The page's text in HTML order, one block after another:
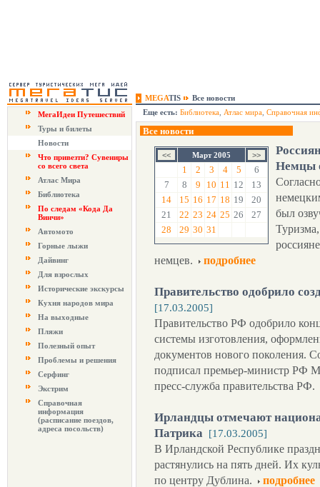
MEGATIS
Все новости
МегаИдеи Путешествий
Туры и билеты
Новости
Что привезти? Сувениры
со всего света
Атлас Мира
Библиотека
По следам «Кода Да
Винчи»
Автомото
Горные лыжи
Дайвинг
Для взрослых
Исторические экскурсы
Кухня народов мира
На выходные
Пляжи
Полезный опыт
Проблемы и решения
Серфинг
Экстрим
Справочная
информация
(расписание поездов,
адреса посольств)
Еще есть: Библиотека Атлас мира Справочная
Все новости
Март 2005
1 2 3 4 5
6
7
8 9 10 11 12
13
14
15 16 17 18 19
20
21
22 23 24 25 26
27
28
29 30 31
Немцы
был
немцев.
подробнее
Правительство одобрило
[17.03.2005]
Правительство РФ одобрило
системы изготовления,
документов нового поколения.
подписал премьер-министр РФ
пресс-служба правительства РФ.
Ирландцы отмечают
Патрика [17.03.2005]
В Ирландской Республике
растянулись на пять дней. Их
по центру Дублина.
подробнее